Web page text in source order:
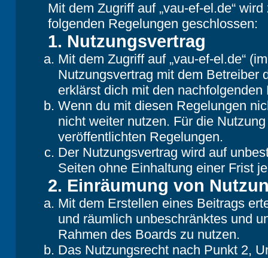
Mit dem Zugriff auf „vau-ef-el.de“
folgenden Regelungen geschlossen:
1. Nutzungsvertrag
Mit dem Zugriff auf „vau-ef-el.de“
Nutzungsvertrag mit dem Betreiber
erklärst dich mit den
Wenn du mit diesen Regelungen
nicht weiter nutzen. Für die
veröffentlichten Regelungen.
Der Nutzungsvertrag wird auf
Seiten ohne Einhaltung einer Frist
2. Einräumung von
Mit dem Erstellen eines Beitrags
und räumlich unbeschränktes und
Rahmen des Boards zu nutzen.
Das Nutzungsrecht nach Punkt 2,